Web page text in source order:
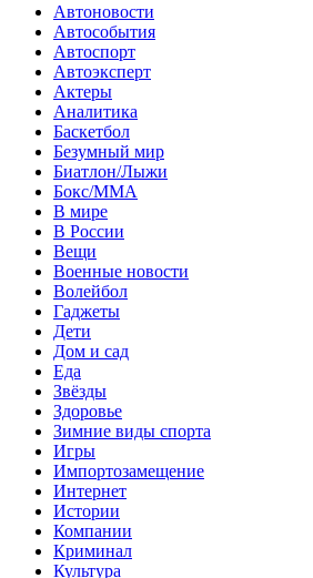
Автоновости
Автособытия
Автоспорт
Автоэксперт
Актеры
Аналитика
Баскетбол
Безумный мир
Биатлон/Лыжи
Бокс/MMA
В мире
В России
Вещи
Военные новости
Волейбол
Гаджеты
Дети
Дом и сад
Еда
Звёзды
Здоровье
Зимние виды спорта
Игры
Импортозамещение
Интернет
Истории
Компании
Криминал
Культура